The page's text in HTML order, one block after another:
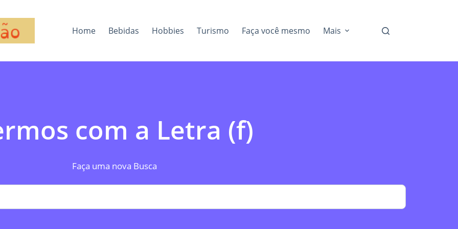
Home Bebidas Hobbies Turismo Faça você mesmo Mais
com a Letra (f)
Faça uma nova Busca